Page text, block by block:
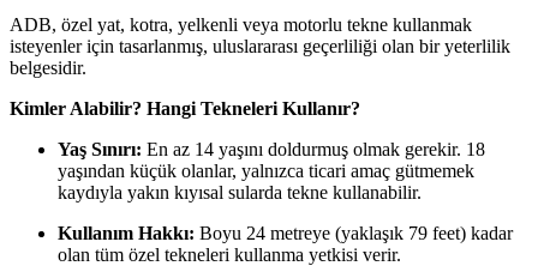
ADB, özel yat, kotra, yelkenli veya motorlu tekne kullanmak
isteyenler için tasarlanmış, uluslararası geçerliliği olan bir yeterlilik
belgesidir.
Kimler Alabilir? Hangi Tekneleri Kullanır?
Yaş Sınırı: En az 14 yaşını doldurmuş olmak gerekir. 18
yaşından küçük olanlar, yalnızca ticari amaç gütmemek
kaydıyla yakın kıyısal sularda tekne kullanabilir.
Kullanım Hakkı: Boyu 24 metreye (yaklaşık 79 feet) kadar
olan tüm özel tekneleri kullanma yetkisi verir.